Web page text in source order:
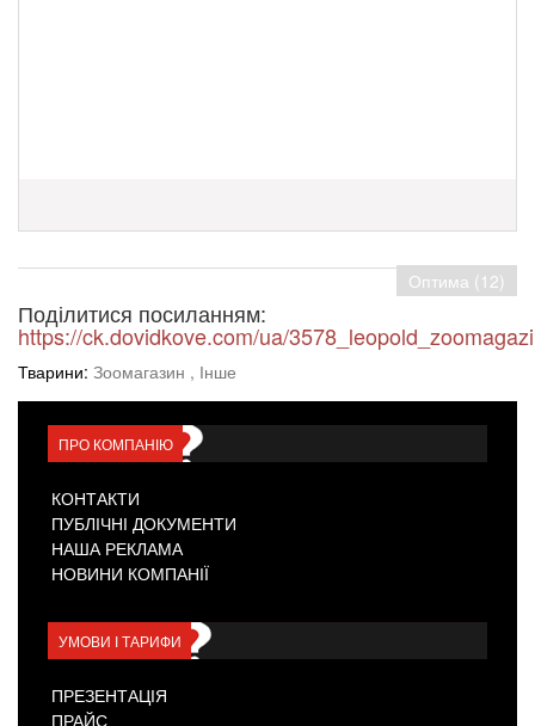
Оптима (12)
Поділитися посиланням:
https://ck.dovidkove.com/ua/
Тварини: Зоомагазин , Інше
ПРО КОМПАНІЮ
КОНТАКТИ
ПУБЛІЧНІ ДОКУМЕНТИ
НАША РЕКЛАМА
НОВИНИ КОМПАНІЇ
УМОВИ І ТАРИФИ
ПРЕЗЕНТАЦІЯ
ПРАЙС